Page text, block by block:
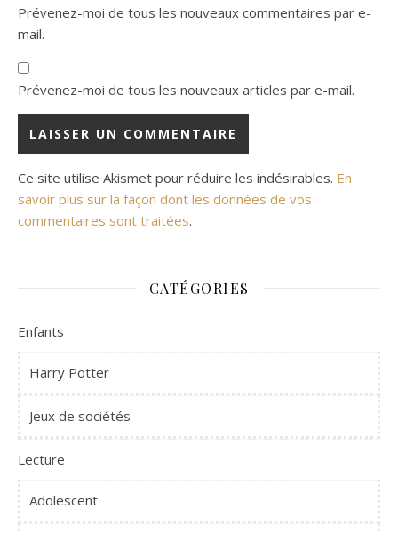
Prévenez-moi de tous les nouveaux commentaires par e-
mail.
Prévenez-moi de tous les nouveaux articles par e-mail.
Ce site utilise Akismet pour réduire les indésirables. En
savoir plus sur la façon dont les données de vos
commentaires sont traitées.
CATÉGORIES
Enfants
Harry Potter
Jeux de sociétés
Lecture
Adolescent